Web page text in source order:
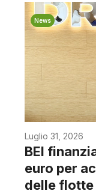
News
Luglio 31, 2026
BEI
euro per
delle flotte